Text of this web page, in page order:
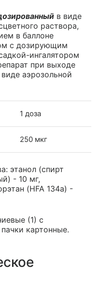
в виде
раствора,
в баллоне
с дозирующим
ингалятором
при выходе
аэрозольной
1 доза
250 мкг
этанол (спирт
- 10 мг,
(HFA 134a) -
(1) с
картонные.